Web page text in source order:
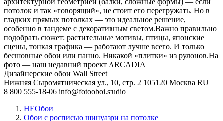
архитектурной геометрией (балки, сложные формы) — если
потолок и так «говорящий», не стоит его перегружать. Но в
гладких прямых потолках — это идеальное решение,
особенно в тандеме с декоративным светом.Важно правильно
подобрать сюжет: растительные мотивы, птицы, японские
сцены, тонкая графика — работают лучше всего. И только
бесшовные обои или панно. Никакой «плитки» из рулонов.На
фото — наш недавний проект ARCADIA
Дизайнерские обои Wall Street
Нижняя Сыромятническая ул., 10, стр. 2 105120 Москва RU
8 800 555-18-06 info@fotooboi.studio
НЕОбои
Обои с росписью шинуазри на потолке